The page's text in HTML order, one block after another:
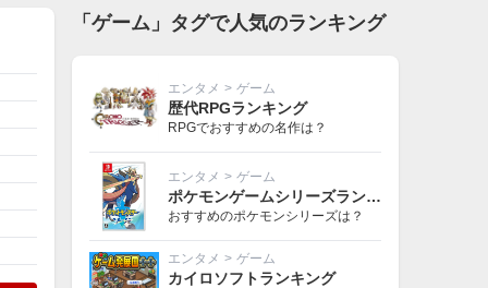
「ゲーム」タグで人気のランキング
エンタメ > ゲーム
歴代RPGランキング
RPGでおすすめの名作は？
エンタメ > ゲーム
ポケモンゲームシリーズランキング
おすすめのポケモンシリーズは？
エンタメ > ゲーム
カイロソフトランキング